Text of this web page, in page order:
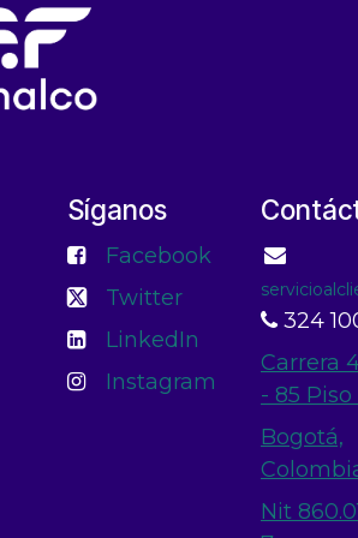
Síganos
Facebook
Twitter
LinkedIn
Instagram
324
Carrera
- 85 Piso
Bogotá,
Nit